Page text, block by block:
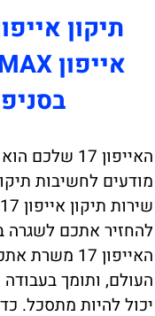
האייפון 17
מודעים לחשיבות
להחזיר אתכם לשגרה
האייפון 17
העולם, ותומך
יכול להיות מתסכל.